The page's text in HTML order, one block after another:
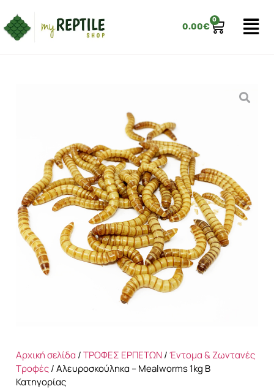
0.00€
0
Αρχική σελίδα /ΤΡΟΦΕΣ ΕΡΠΕΤΩΝ/Έντομα & Ζωντανές
Τροφές/ Αλευροσκούληκα – Mealworms 1kg Β
Κατηγορίας